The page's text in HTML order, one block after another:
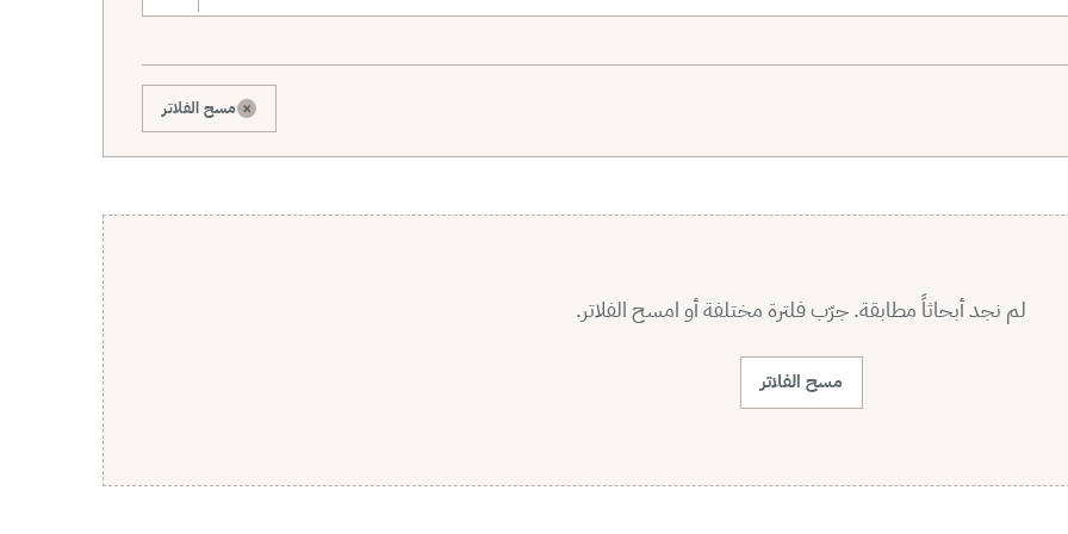
× مسح الفلاتر
لم نجد أبحاثاً مطابقة. جرّب فلترة مختلفة أو امسح الفلاتر.
مسح الفلاتر